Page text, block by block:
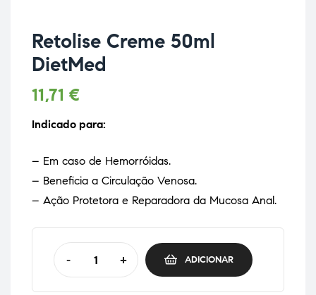
Retolise Creme 50ml
DietMed
11,71 €
Indicado para:
– Em caso de Hemorróidas.
– Beneficia a Circulação Venosa.
– Ação Protetora e Reparadora da Mucosa Anal.
- + ADICIONAR